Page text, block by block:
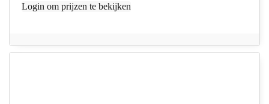
Login om prijzen te bekijken